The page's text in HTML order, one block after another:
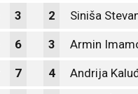
3 2 Siniša
6 3 Armin
7 4 Andrija